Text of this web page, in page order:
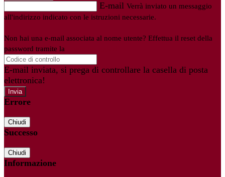
E-mail Verrà inviato un messaggio
all'indirizzo indicato con le istruzioni necessarie.
Non hai una e-mail associata al nome utente? Effettua il reset della
password tramite la
E-mail inviata, si prega di controllare la casella di posta
elettronica!
Errore
Chiudi
Successo
Chiudi
Informazione